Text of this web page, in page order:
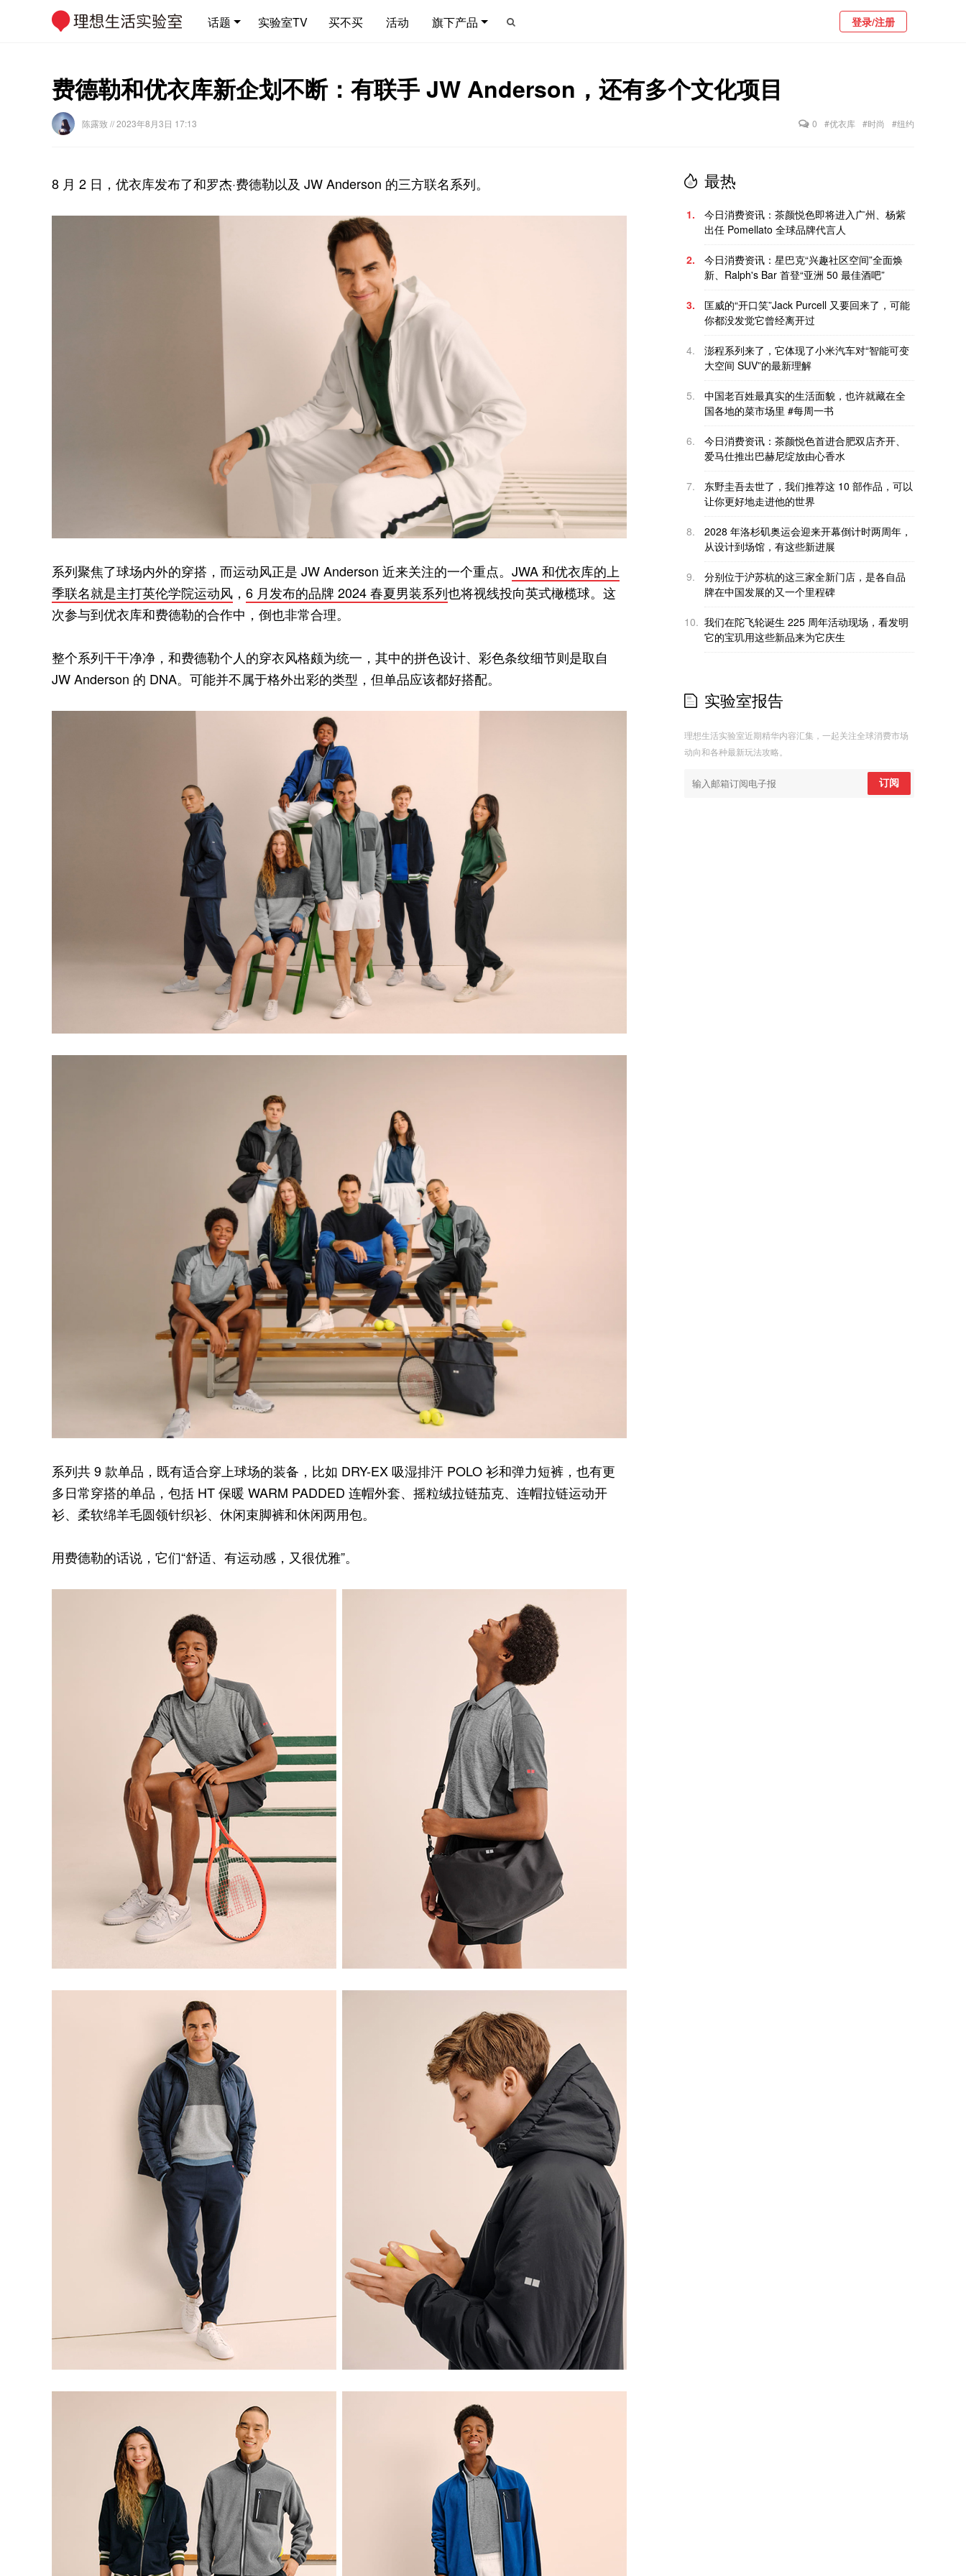
话题 实验室TV 买不买 活动 旗下产品 登录/注册
费德勒和优衣库新企划不断：有联手 JW Anderson，还有多个文化项目
陈露致// 2023年8月3日 17:13 0 #优衣库 #时尚 #纽约
8 月 2 日，优衣库发布了和罗杰·费德勒以及 JW Anderson 的三方联名系列。
系列聚焦了球场内外的穿搭，而运动风正是 JW Anderson 近来关注的一个重点。 JWA 和优衣库的上
季联名就是主打英伦学院运动风 ， 6 月发布的品牌 2024 春夏男装系列也将视线投向英式橄榄球。这
次参与到优衣库和费德勒的合作中，倒也非常合理。
整个系列干干净净，和费德勒个人的穿衣风格颇为统一，其中的拼色设计、彩色条纹细节则是取自
JW Anderson 的 DNA。可能并不属于格外出彩的类型，但单品应该都好搭配。
系列共 9 款单品，既有适合穿上球场的装备，比如 DRY-EX 吸湿排汗 POLO 衫和弹力短裤，也有更
多日常穿搭的单品，包括 HT 保暖 WARM PADDED 连帽外套、摇粒绒拉链茄克、连帽拉链运动开
衫、柔软绵羊毛圆领针织衫、休闲束脚裤和休闲两用包。
用费德勒的话说，它们“舒适、有运动感，又很优雅”。
最热
1.
今日消费资讯：茶颜悦色即将进入广州、杨紫
出任 Pomellato 全球品牌代言人
2.
今日消费资讯：星巴克“兴趣社区空间”全面焕
新、Ralph's Bar 首登“亚洲 50 最佳酒吧”
3.
匡威的“开口笑”Jack Purcell 又要回来了，可能
你都没发觉它曾经离开过
4.
澎程系列来了，它体现了小米汽车对“智能可变
大空间 SUV”的最新理解
5.
中国老百姓最真实的生活面貌，也许就藏在全
国各地的菜市场里 #每周一书
6.
今日消费资讯：茶颜悦色首进合肥双店齐开、
爱马仕推出巴赫尼绽放由心香水
7.
东野圭吾去世了，我们推荐这 10 部作品，可以
让你更好地走进他的世界
8.
2028 年洛杉矶奥运会迎来开幕倒计时两周年，
从设计到场馆，有这些新进展
9.
分别位于沪苏杭的这三家全新门店，是各自品
牌在中国发展的又一个里程碑
10. 我们在陀飞轮诞生 225 周年活动现场，看发明
它的宝玑用这些新品来为它庆生
实验室报告
理想生活实验室近期精华内容汇集，一起关注全球消费市场
动向和各种最新玩法攻略。